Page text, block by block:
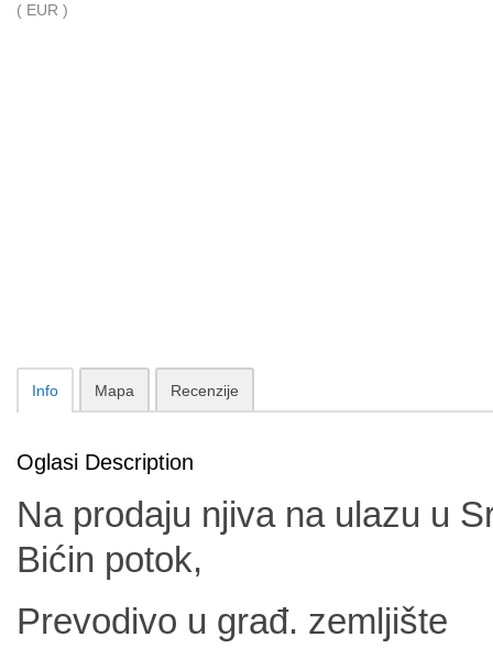
( EUR )
Info Mapa Recenzije
Oglasi Description
Na prodaju njiva na ulazu u S
Bićin potok,
Prevodivo u građ. zemljište